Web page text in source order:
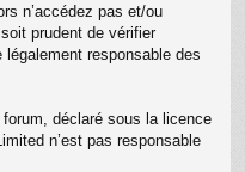
n’accédez pas et/ou
prudent de vérifier
responsable des
déclaré sous la licence
n’est pas responsable